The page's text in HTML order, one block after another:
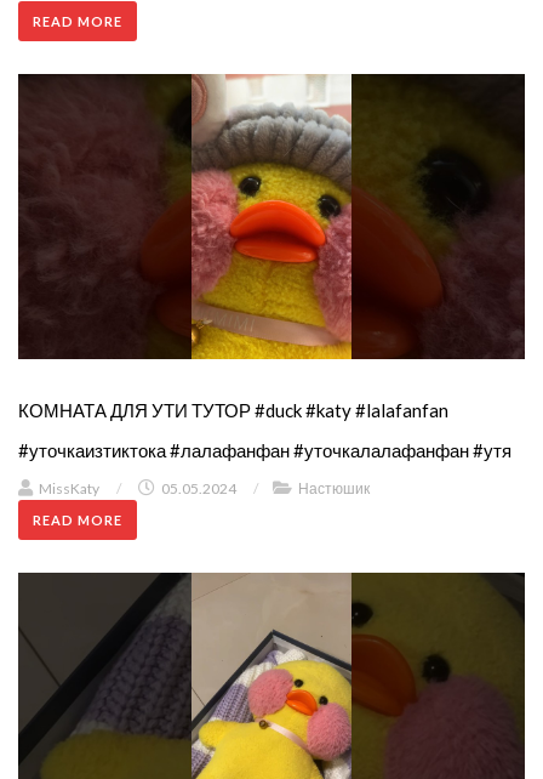
READ MORE
КОМНАТА ДЛЯ УТИ ТУТОР #duck #katy #lalafanfan
#уточкаизтиктока #лалафанфан #уточкалалафанфан #утя
MissKaty / 05.05.2024 / Настюшик
READ MORE